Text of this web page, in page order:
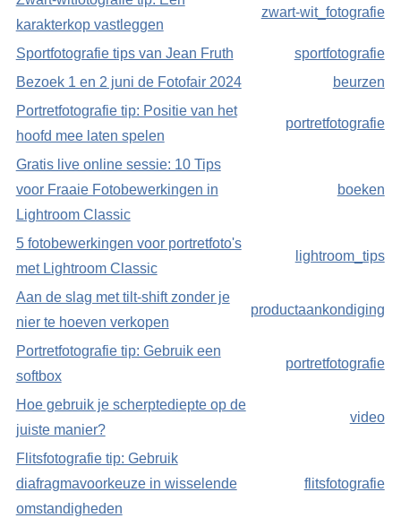
karakterkop vastleggen
zwart-wit_fotografie
Sportfotografie tips van Jean Fruth
sportfotografie
Bezoek 1 en 2 juni de Fotofair 2024
beurzen
Portretfotografie tip: Positie van het
hoofd mee laten spelen
portretfotografie
Gratis live online sessie: 10 Tips
voor Fraaie Fotobewerkingen in
Lightroom Classic
boeken
5 fotobewerkingen voor portretfoto's
met Lightroom Classic
lightroom_tips
Aan de slag met tilt-shift zonder je
nier te hoeven verkopen
productaankondiging
Portretfotografie tip: Gebruik een
softbox
portretfotografie
Hoe gebruik je scherptediepte op de
juiste manier?
video
Flitsfotografie tip: Gebruik
diafragmavoorkeuze in wisselende
omstandigheden
flitsfotografie